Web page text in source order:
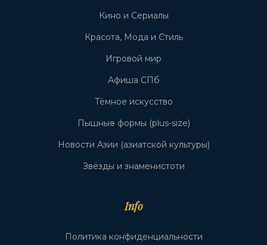
Кино и Сериалы
Красота, Мода и Стиль
Игровой мир
Афиша СПб
Тёмное искусство
Пышные формы (plus-size)
Новости Азии (азиатской культуры)
Звёзды и знаменистоти
Info
Политика конфиденциальности